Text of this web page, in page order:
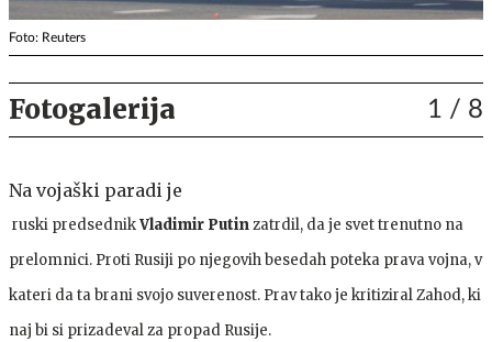
Foto: Reuters
Fotogalerija 1 / 8
Na vojaški paradi je
ruski predsednikVladimir Putinzatrdil, da je svet trenutno na
prelomnici. Proti Rusiji po njegovih besedah poteka prava vojna, v
kateri da ta brani svojo suverenost. Prav tako je kritiziral Zahod, ki
naj bi si prizadeval za propad Rusije.